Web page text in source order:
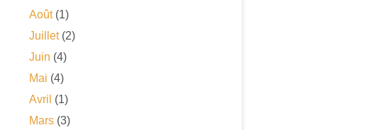
Août(1)
Juillet(2)
Juin (4)
Mai (4)
Avril (1)
Mars (3)